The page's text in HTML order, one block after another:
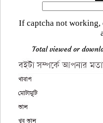
If captcha not
Total viewed or